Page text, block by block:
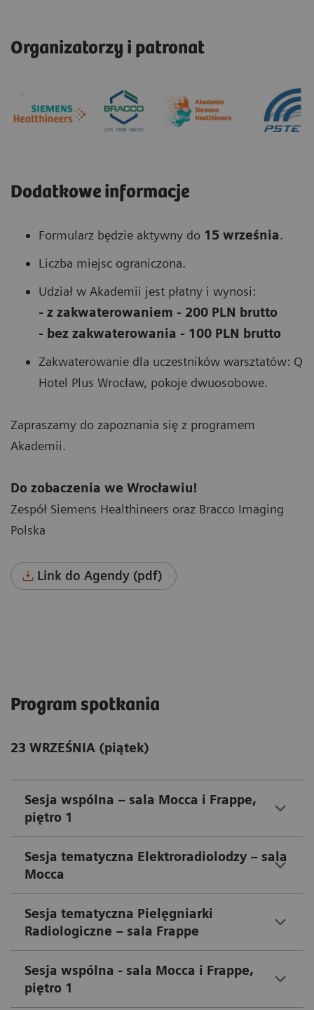
Organizatorzy i patronat
Dodatkowe informacje
Formularz będzie aktywny do 15 września.
Liczba miejsc ograniczona.
Udział w Akademii jest płatny i wynosi:
- z zakwaterowaniem - 200 PLN brutto
- bez zakwaterowania - 100 PLN brutto
Zakwaterowanie dla uczestników warsztatów: Q
Hotel Plus Wrocław, pokoje dwuosobowe.
Zapraszamy do zapoznania się z programem
Akademii.
Do zobaczenia we Wrocławiu!
Zespół Siemens Healthineers oraz Bracco Imaging
Polska
Link do Agendy (pdf)
Program spotkania
23 WRZEŚNIA (piątek)
Sesja wspólna – sala Mocca i Frappe,
piętro 1
Sesja tematyczna Elektroradiolodzy – sala
Mocca
Sesja tematyczna Pielęgniarki
Radiologiczne – sala Frappe
Sesja wspólna - sala Mocca i Frappe,
piętro 1